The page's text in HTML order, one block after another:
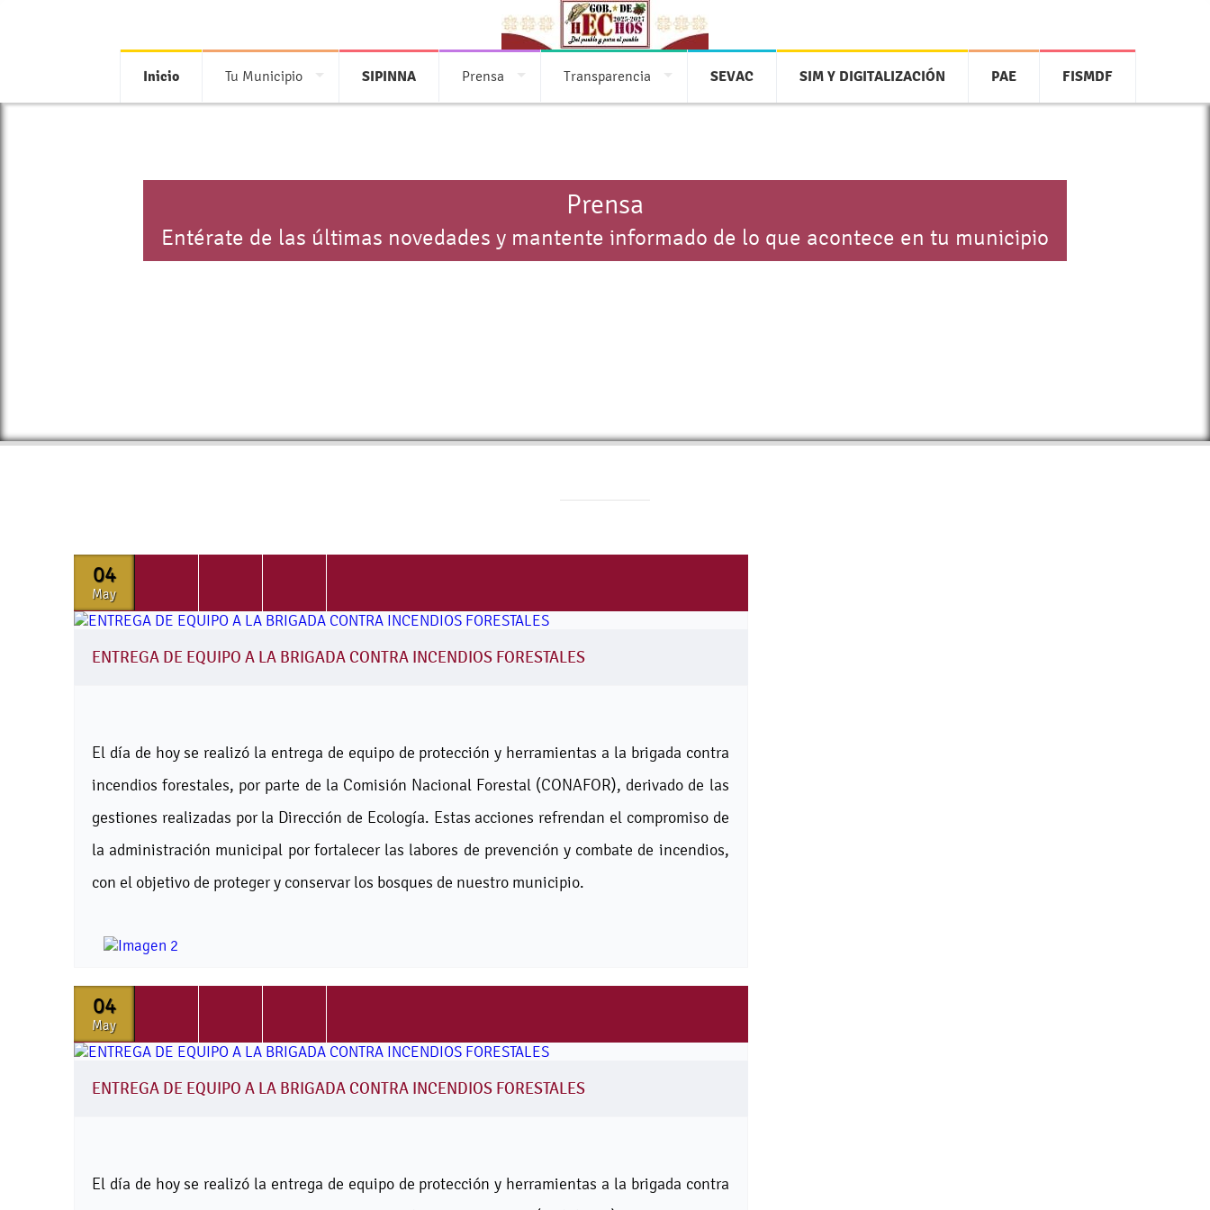
Inicio Tu Municipio SIPINNA Prensa Transparencia SEVAC SIM Y DIGITALIZACIÓN PAE FISMDF
Prensa
Entérate de las últimas novedades y mantente informado de lo que acontece en tu municipio
04
May
ENTREGA DE EQUIPO A LA BRIGADA CONTRA INCENDIOS FORESTALES
El día de hoy se realizó la entrega de equipo de protección y herramientas a la brigada contra
incendios forestales, por parte de la Comisión Nacional Forestal (CONAFOR), derivado de las
gestiones realizadas por la Dirección de Ecología. Estas acciones refrendan el compromiso de
la administración municipal por fortalecer las labores de prevención y combate de incendios,
con el objetivo de proteger y conservar los bosques de nuestro municipio.
04
May
ENTREGA DE EQUIPO A LA BRIGADA CONTRA INCENDIOS FORESTALES
El día de hoy se realizó la entrega de equipo de protección y herramientas a la brigada contra